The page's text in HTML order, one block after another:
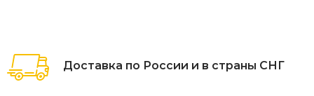
Доставка по России и в страны СНГ